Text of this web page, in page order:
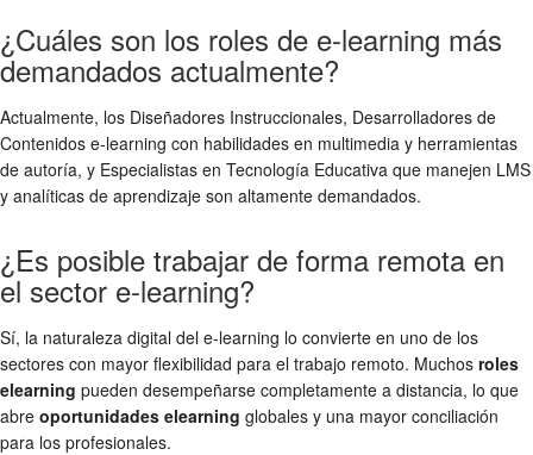
¿Cuáles son los roles de e-learning más
demandados actualmente?
Actualmente, los Diseñadores Instruccionales, Desarrolladores de
Contenidos e-learning con habilidades en multimedia y herramientas
de autoría, y Especialistas en Tecnología Educativa que manejen LMS
y analíticas de aprendizaje son altamente demandados.
¿Es posible trabajar de forma remota en
el sector e-learning?
Sí, la naturaleza digital del e-learning lo convierte en uno de los
sectores con mayor flexibilidad para el trabajo remoto. Muchos roles
elearning pueden desempeñarse completamente a distancia, lo que
abre oportunidades elearning globales y una mayor conciliación
para los profesionales.